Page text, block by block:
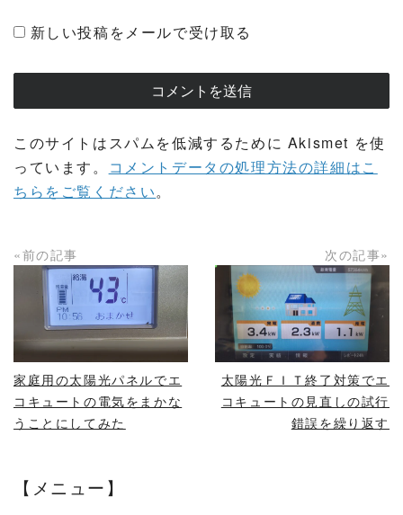
新しい投稿をメールで受け取る
このサイトはスパムを低減するために Akismet を使
っています。
コメントデータの処理方法の詳細はこ
ちらをご覧ください。
«前の記事
READ MORE
家庭用の太陽光パネルでエ
コキュートの電気をまかな
うことにしてみた
次の記事»
READ MORE
太陽光ＦＩＴ終了対策でエ
コキュートの見直しの試行
錯誤を繰り返す
【メニュー】